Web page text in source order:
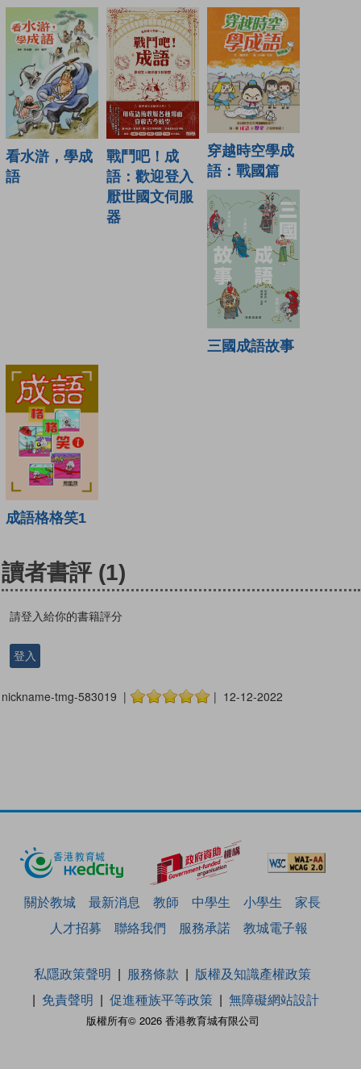
看水滸，學成
語
戰鬥吧！成
語：歡迎登入
厭世國文伺服
器
穿越時空學成
語：戰國篇
三國成語故事
成語格格笑1
讀者書評 (1)
請登入給你的書籍評分
登入
nickname-tmg-583019 | | 12-12-2022
關於教城 最新消息 教師 中學生 小學生
家長
人才招募
聯絡我們 服務承諾 教城電子報
版權所有© 2026 香港教育城有限公司
私隱政策聲明 服務條款
版權及知識產權政策
免責聲明
促進種族平等政策 無障礙網站設計